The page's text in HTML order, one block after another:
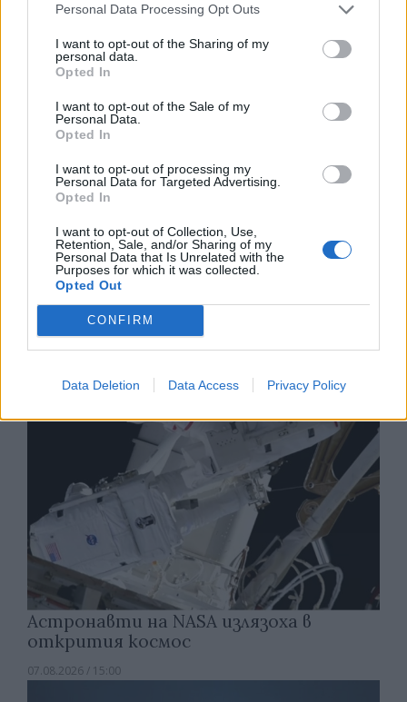
Personal Data Processing Opt Outs
I want to opt-out of the Sharing of my
personal data.
Opted In
I want to opt-out of the Sale of my
Personal Data.
Opted In
I want to opt-out of processing my
Personal Data for Targeted Advertising.
Opted In
I want to opt-out of Collection, Use,
Retention, Sale, and/or Sharing of my
Personal Data that Is Unrelated with the
Purposes for which it was collected.
Opted Out
CONFIRM
Data Deletion Data Access Privacy Policy
07.08.2026 / 16:00
Изкуствен интелект за първи път
създаде нови жизнеспособни вируси
07.08.2026 / 15:30
Астронавти на NASA излязоха в
открития космос
07.08.2026 / 15:00